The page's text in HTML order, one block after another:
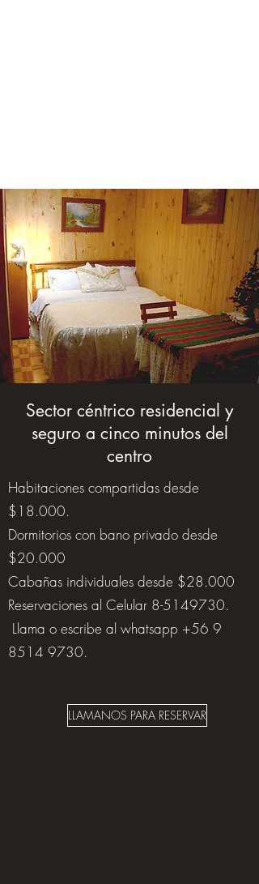
Sector céntrico residencial y
seguro a cinco minutos del
centro
Habitaciones compartidas desde
$18.000.
Dormitorios con bano privado desde
$20.000
Cabañas individuales desde $28.000
Reservaciones al Celular 8-5149730.
Llama o escribe al whatsapp +56 9
8514 9730.
LLAMANOS PARA RESERVAR